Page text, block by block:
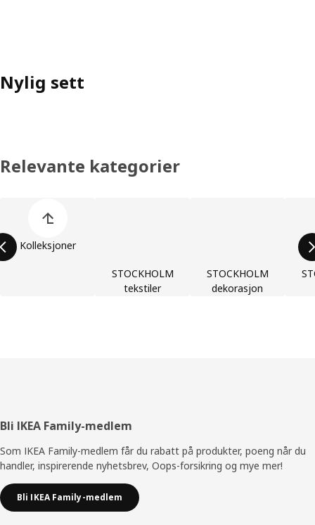
Nylig sett
Relevante kategorier
Kolleksjoner
STOCKHOLM
tekstiler
STOCKHOLM
dekorasjon
Bunntekst
Bli IKEA Family-medlem
Som IKEA Family-medlem får du rabatt på produkter, poeng når du
handler, inspirerende nyhetsbrev, Oops-forsikring og mye mer!
Bli IKEA Family-medlem